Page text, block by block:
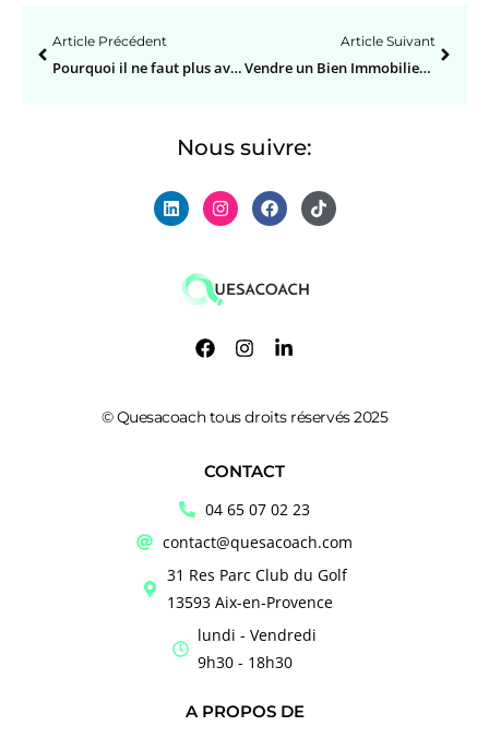
Article Précédent
Pourquoi il ne faut plus avoir peur de la comptabilité freelance (et comment la simplifier dès aujourd’hui)
Article Suivant
Vendre un Bien Immobilier : Stratégies Efficaces 2025
Nous suivre:
© Quesacoach tous droits réservés 2025
CONTACT
04 65 07 02 23
contact@quesacoach.com
31 Res Parc Club du Golf
13593 Aix-en-Provence
lundi - Vendredi
9h30 - 18h30
A PROPOS DE